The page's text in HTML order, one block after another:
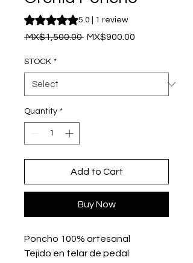
Rating is 5.0 out of five stars based on 1
5.0 | 1 review
MX$1,500.00 Regular
MX$900.00
STOCK *
Quantity *
Add to Cart
Buy Now
Poncho 100% artesanal
Tejido en telar de pedal